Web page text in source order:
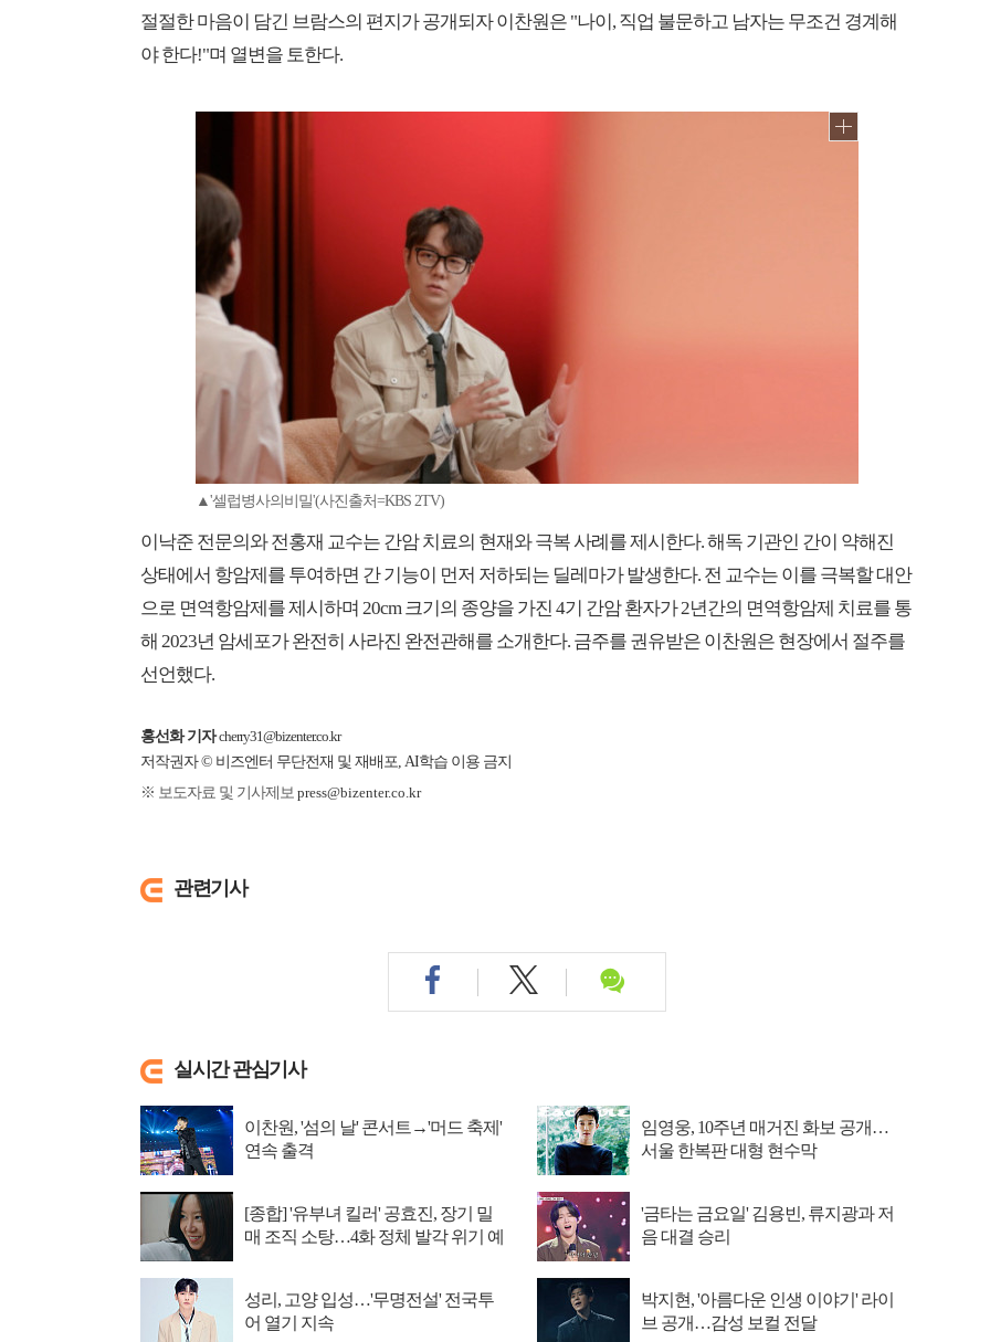
절절한 마음이 담긴 브람스의 편지가 공개되자 이찬원은 "나이, 직업 불문하고 남자는 무조건 경계해
야 한다!"며 열변을 토한다.
▲'셀럽병사의비밀'(사진출처=KBS 2TV)
이낙준 전문의와 전홍재 교수는 간암 치료의 현재와 극복 사례를 제시한다. 해독 기관인 간이 약해진
상태에서 항암제를 투여하면 간 기능이 먼저 저하되는 딜레마가 발생한다. 전 교수는 이를 극복할 대안
으로 면역항암제를 제시하며 20cm 크기의 종양을 가진 4기 간암 환자가 2년간의 면역항암제 치료를 통
해 2023년 암세포가 완전히 사라진 완전관해를 소개한다. 금주를 권유받은 이찬원은 현장에서 절주를
선언했다.
홍선화 기자 cherry31@bizenter.co.kr
저작권자 © 비즈엔터 무단전재 및 재배포, AI학습 이용 금지
※ 보도자료 및 기사제보 press@bizenter.co.kr
관련기사
실시간 관심기사
이찬원, '섬의 날' 콘서트→'머드 축제'
연속 출격
임영웅, 10주년 매거진 화보 공개…
서울 한복판 대형 현수막
[종합] '유부녀 킬러' 공효진, 장기 밀
매 조직 소탕…4화 정체 발각 위기 예
'금타는 금요일' 김용빈, 류지광과 저
음 대결 승리
성리, 고양 입성…'무명전설' 전국투
어 열기 지속
박지현, '아름다운 인생 이야기' 라이
브 공개…감성 보컬 전달